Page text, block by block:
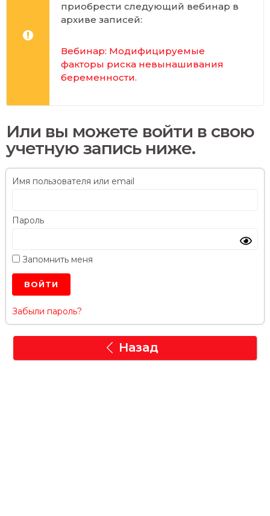
приобрести следующий вебинар в
архиве записей:
Вебинар: Модифицируемые
факторы риска невынашивания
беременности.
Или вы можете войти в свою
учетную запись ниже.
Имя пользователя или email
Пароль
Запомнить меня
Забыли пароль?
Назад